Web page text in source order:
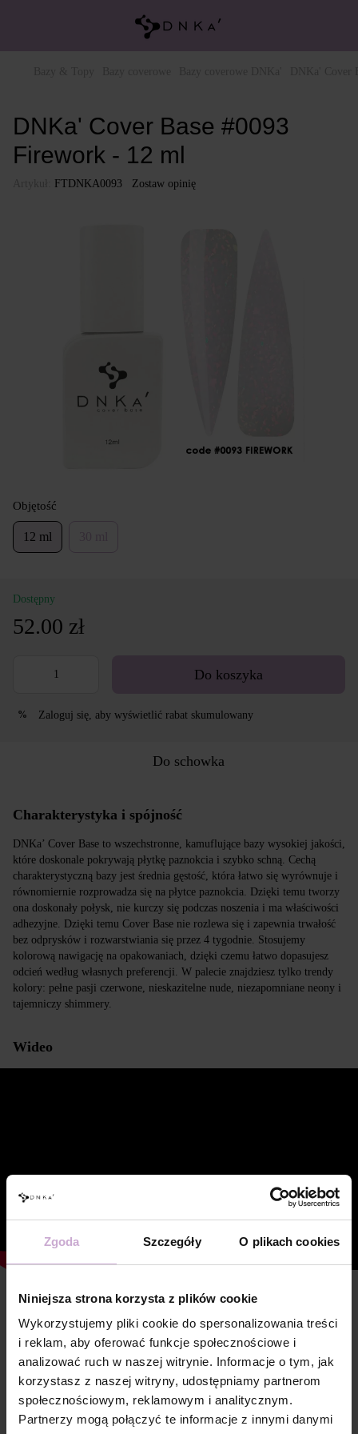
Zgoda Szczegóły O plikach cookies
Niniejsza strona korzysta z plików cookie
Wykorzystujemy pliki cookie do spersonalizowania treści
i reklam, aby oferować funkcje społecznościowe i
analizować ruch w naszej witrynie. Informacje o tym, jak
korzystasz z naszej witryny, udostępniamy partnerom
społecznościowym, reklamowym i analitycznym.
Partnerzy mogą połączyć te informacje z innymi danymi
DNKa' Cover Base #0093
Firework - 12 ml
FTDNKA0093 Zostaw opinię
Objętość
12 ml
Dostępny
52.00 zł
Do koszyka
% Zaloguj się , aby wyświetlić rabat skumulowany
Do schowka
Charakterystyka i spójność
DNKa’ Cover Base to wszechstronne, kamuflujące bazy wysokiej jakości,
które doskonale pokrywają płytkę paznokcia i szybko schną. Cechą
charakterystyczną bazy jest średnia gęstość, która łatwo się wyrównuje i
równomiernie rozprowadza się na płytce paznokcia. Dzięki temu tworzy
ona doskonały połysk, nie kurczy się podczas noszenia i ma właściwości
adhezyjne. Dzięki temu Cover Base nie rozlewa się i zapewnia trwałość
bez odprysków i rozwarstwiania się przez 4 tygodnie. Stosujemy
kolorową nawigację na opakowaniach, dzięki czemu łatwo dopasujesz
odcień według własnych preferencji. W palecie znajdziesz tylko trendy
kolory: pełne pasji czerwone, nieskazitelne nude, niezapomniane neony i
tajemniczy shimmery.
Wideo
Cechy
Skład
POLYACRYLIC ACID, HYDROXYPROPYL
METHACRYLATE, ACRYLATES COPOLYMER,
HYDROXYCYCLOHEXYL PHENYL KETONE,
ETHYL TRIMETHYLBENZOYL
PHENYLPHOSPHINATE, SILICA, +/- CI 77000,
CI 77007, CI 77491, CI 77492, CI 77499, CI
77742, CI 77891, CI 15850, CI 15985, CI 45380